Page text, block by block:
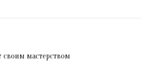
своим мастерством